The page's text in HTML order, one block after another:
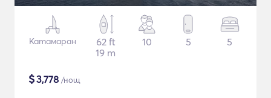
Катамаран
62 ft
19 m
10 5 5
$3,778 /нощ